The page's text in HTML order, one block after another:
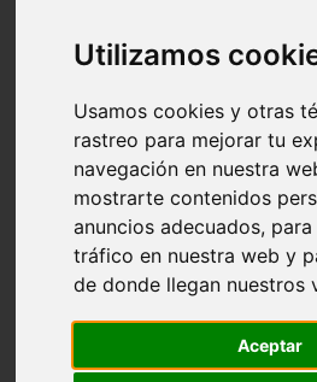
Utilizamos
Usamos cookies y otras
rastreo para mejorar tu
navegación en nuestra
mostrarte contenidos
anuncios adecuados,
tráfico en nuestra web y
de donde llegan nuestros
Aceptar
verduras
vocabulario de cocina
Teruel - sarrión
Illes-balears - inca
Madrid - madrid
Málaga - torremolinos
Asturias - oviedo
Cádiz - el-puerto-de-santa-maría
Asturias - aller
Toledo - illescas
álava - vitoria-gasteiz
Málaga - marbella
Barcelona - barcelona